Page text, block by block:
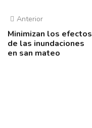
Anterior
Minimizan los efectos
de las inundaciones
en san mateo